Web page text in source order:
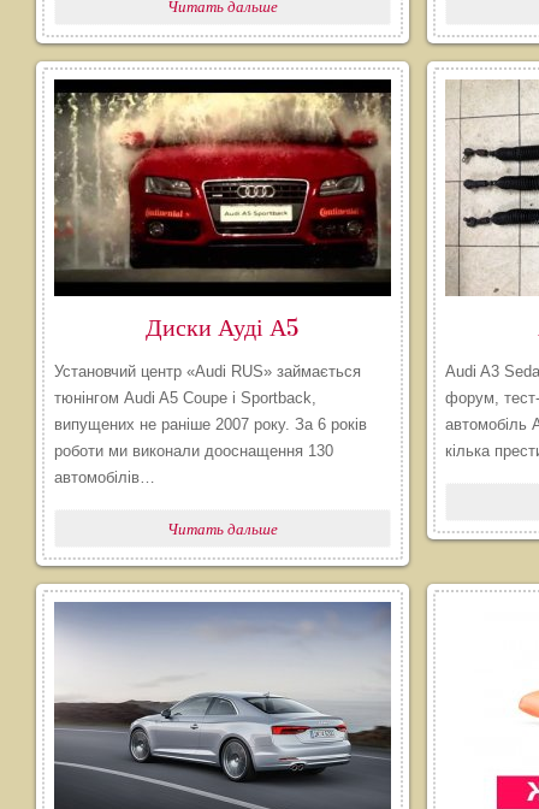
Читать дальше
Диски Ауді А5
Установчий центр «Audi RUS» займається
тюнінгом Audi A5 Coupe і Sportback,
випущених не раніше 2007 року. За 6 років
роботи ми виконали дооснащення 130
автомобілів…
Читать дальше
Audi A3
форум,
автомобіль
кілька